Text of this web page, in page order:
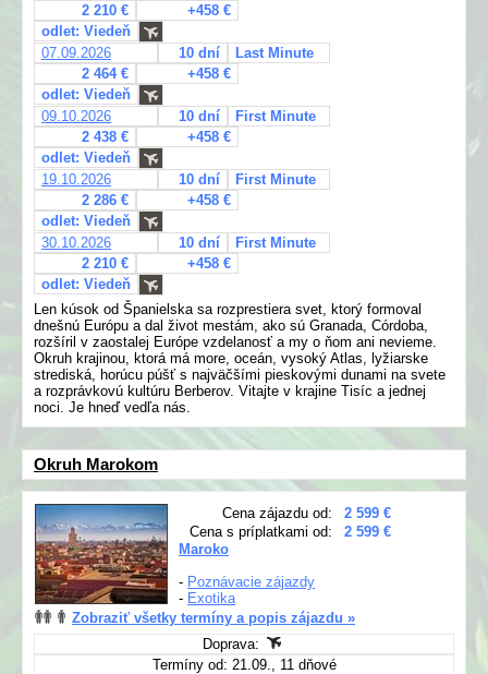
2 210 €
+458 €
odlet: Viedeň
07.09.2026
10 dní
Last Minute
2 464 €
+458 €
odlet: Viedeň
09.10.2026
10 dní
First Minute
2 438 €
+458 €
odlet: Viedeň
19.10.2026
10 dní
First Minute
2 286 €
+458 €
odlet: Viedeň
30.10.2026
10 dní
First Minute
2 210 €
+458 €
odlet: Viedeň
Len kúsok od Španielska sa rozprestiera svet, ktorý formoval
dnešnú Európu a dal život mestám, ako sú Granada, Córdoba,
rozšíril v zaostalej Európe vzdelanosť a my o ňom ani nevieme.
Okruh krajinou, ktorá má more, oceán, vysoký Atlas, lyžiarske
strediská, horúcu púšť s najväčšími pieskovými dunami na svete
a rozprávkovú kultúru Berberov. Vitajte v krajine Tisíc a jednej
noci. Je hneď vedľa nás.
Okruh Marokom
Cena zájazdu od:
2 599 €
Cena s príplatkami od:
2 599 €
Maroko
- Poznávacie zájazdy
- Exotika
Zobraziť všetky termíny a popis zájazdu »
Doprava:
Termíny od: 21.09., 11 dňové